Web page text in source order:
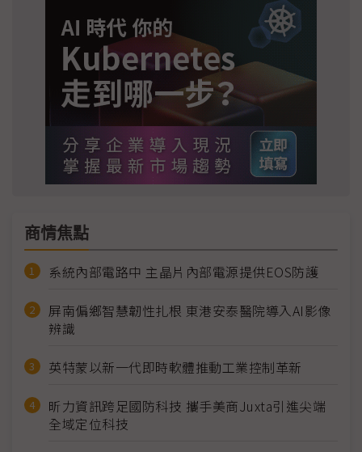
商情焦點
系統內部電路中 主晶片內部電源提供EOS防護
屏南偏鄉智慧韌性扎根 東港安泰醫院導入AI影像
辨識
英特蒙以新一代即時軟體推動工業控制革新
昕力資訊跨足國防科技 攜手美商Juxta引進尖端
全域定位科技